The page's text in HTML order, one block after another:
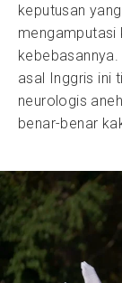
keputusan
mengamputasi
asal Inggris ini
neurologis
benar-benar